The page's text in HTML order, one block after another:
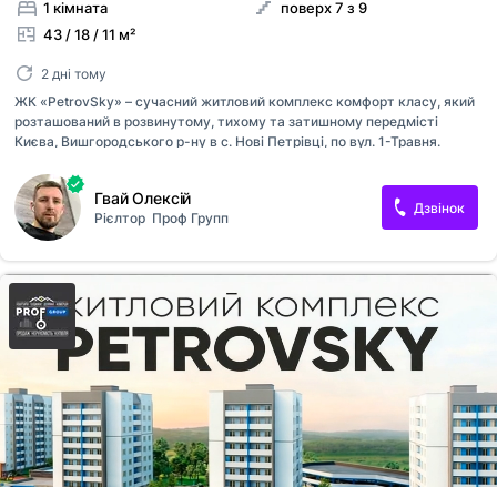
1 кімната
43 / 18 / 11 м²
поверх 7 з 9
2 дні тому
ЖК «PetrovSky» – сучасний житловий комплекс комфорт класу, який
розташований в розвинутому, тихому та затишному передмісті
Києва, Вишгородського р-ну в с. Нові Петрівці, по вул. 1-Травня.
від метро Героїв Дніпра – Почайна» (Оболонський район), транспорт
курсує до пізнього вечора – 23.00. «PetrovSky» будується надійним
забудовником, у якого введено в експлуатацію більше ніж 30
будинків з 2010 року, продаж здійснює «Проф-Групп» Development.
Комплекс складається з 5-ти житлових 9-ти поверхових будинків, які
зводяться з червоної цегли та мають монолітне міжповерхове
перекриття та власне газове опаленням (двоконтурний газовий к...
Гвай Олексій
Рієлтор Проф Групп
Дзвінок